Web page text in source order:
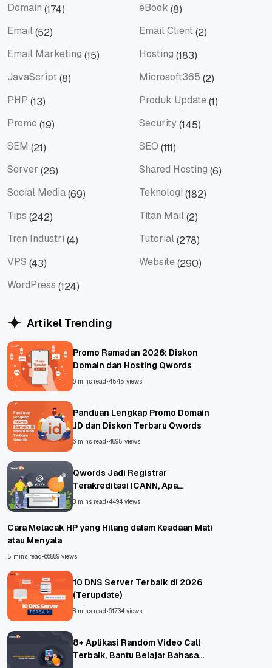
Domain (174) eBook (8)
Email(52) Email Client(2)
Email Marketing (15) Hosting (183)
JavaScript(8) Microsoft365 (2)
PHP (13) Produk Update (1)
Promo (19) Security(145)
SEM (21) SEO (111)
Server (26) Shared Hosting (6)
Social Media(69) Teknologi (182)
Tips (242) Titan Mail(2)
Tren Industri (4) Tutorial(278)
VPS (43) Website (290)
WordPress (124)
Artikel Trending
Promo Ramadan 2026: Diskon
Domain dan Hosting Qwords
6 mins read•4545 views
Panduan Lengkap Promo Domain
.ID dan Diskon Terbaru Qwords
6 mins read•4895 views
Qwords Jadi Registrar
Terakreditasi ICANN, Apa
Untungnya?
3 mins read•4494 views
Cara Melacak HP yang Hilang dalam Keadaan Mati
atau Menyala
5 mins read•66889 views
10 DNS Server Terbaik di 2026
(Terupdate)
8 mins read•61734 views
8+ Aplikasi Random Video Call
Terbaik, Bantu Belajar Bahasa